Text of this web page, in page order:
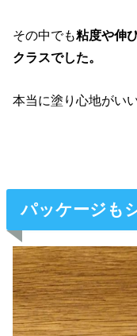
その中でも粘度や伸
クラスでした。
本当に塗り心地がいい
パッケージも